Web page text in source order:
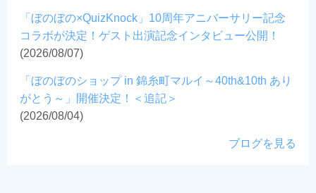
「ぼのぼの×QuizKnock」10周年アニバーサリー記念
コラボが決定！ゲスト出演記念インタビュー公開！
(2026/08/07)
「ぼのぼのショップ in 錦糸町マルイ～40th&10th あり
がとう～」開催決定！＜追記＞
(2026/08/04)
ブログを見る